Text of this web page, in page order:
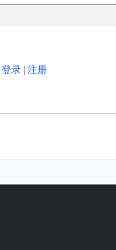
登录| 注册